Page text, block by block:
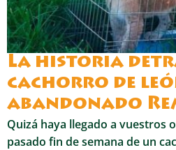
La historia
cachorro de
abandonado
Quizá haya llegado a vuestros
pasado fin de semana de un